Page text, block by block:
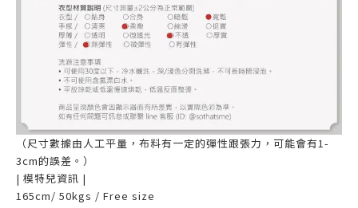
（尺寸數據由人工平量，布料有一定的彈性跟張力，可能會有1-
3cm的誤差。）
| 模特兒資訊 |
165cm/ 50kgs / Free size